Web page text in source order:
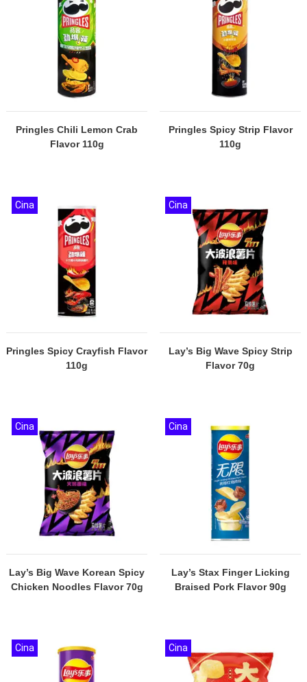
Pringles Chili Lemon Crab
Flavor 110g
Pringles Spicy Strip Flavor
110g
Pringles Spicy Crayfish Flavor
110g
Cina
Lay’s Big Wave Spicy Strip
Flavor 70g
Cina
Lay’s Big Wave Korean Spicy
Chicken Noodles Flavor 70g
Cina
Lay’s Stax Finger Licking
Braised Pork Flavor 90g
Cina
Cina Cina